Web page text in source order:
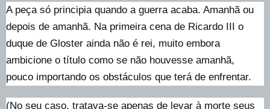
A peça só principia quando a guerra acaba. Amanhã ou
depois de amanhã. Na primeira cena de Ricardo III o
duque de Gloster ainda não é rei, muito embora
ambicione o título como se não houvesse amanhã,
pouco importando os obstáculos que terá de enfrentar.
(No seu caso, tratava-se apenas de levar à morte seus